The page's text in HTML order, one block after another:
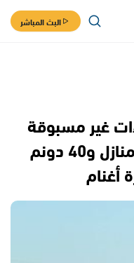
البث المباشر
غير مسبوقة
من المستوطنين وحرق 3 منازل و40 دونم
أغنام